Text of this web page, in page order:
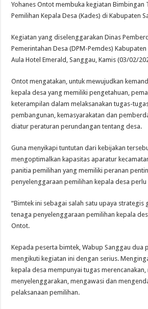
Yohanes Ontot membuka kegiatan Bimbingan
Pemilihan Kepala Desa (Kades) di Kabupaten
Kegiatan yang diselenggarakan Dinas
Pemerintahan Desa (DPM-Pemdes)
Aula Hotel Emerald, Sanggau, Kamis (03/02/
Ontot mengatakan, untuk mewujudkan
kepala desa yang memiliki pengetahuan,
keterampilan dalam melaksanakan tugas-
pembangunan, kemasyarakatan dan
diatur peraturan perundangan tentang desa.
Guna menyikapi tuntutan dari kebijakan
mengoptimalkan kapasitas aparatur
panitia pemilihan yang memiliki peranan
penyelenggaraan pemilihan kepala desa
“Bimtek ini sebagai salah satu upaya strategis
tenaga penyelenggaraan pemilihan kepala
Ontot.
Kepada peserta bimtek, Wabup Sanggau dua
mengikuti kegiatan ini dengan serius.
kepala desa mempunyai tugas
menyelenggarakan, mengawasi dan
pelaksanaan pemilihan.